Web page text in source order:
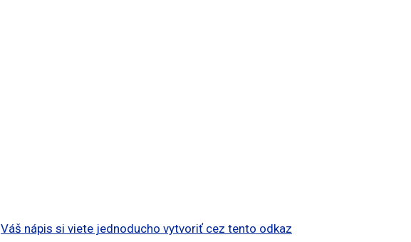
Váš nápis si viete jednoducho vytvoriť cez tento odkaz